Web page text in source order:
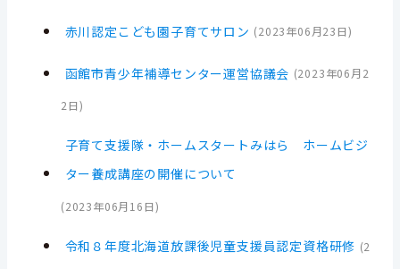
赤川認定こども園子育てサロン (2023年06月23日)
函館市青少年補導センター運営協議会 (2023年06月2
2日)
子育て支援隊・ホームスタートみはら ホームビジ
ター養成講座の開催について
(2023年06月16日)
令和８年度北海道放課後児童支援員認定資格研修 (2